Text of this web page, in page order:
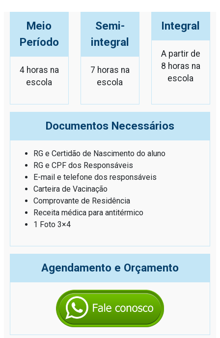
Meio
Período
4 horas na
escola
Semi-
integral
7 horas na
escola
Integral
A partir de
8 horas na
escola
Documentos Necessários
RG e Certidão de Nascimento do aluno
RG e CPF dos Responsáveis
E-mail e telefone dos responsáveis
Carteira de Vacinação
Comprovante de Residência
Receita médica para antitérmico
1 Foto 3×4
Agendamento e Orçamento